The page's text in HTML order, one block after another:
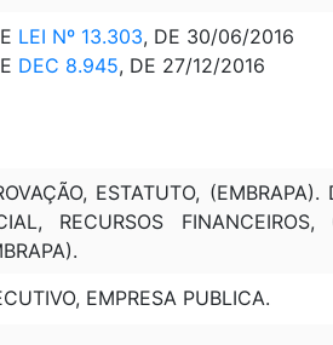
LEI Nº 13.303, DE 30/06/2016
DEC 8.945, DE 27/12/2016
ESTATUTO,
RECURSOS
EMPRESA PUBLICA.